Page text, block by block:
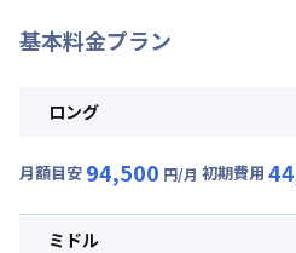
基本料金プラン
ロング
月額目安 94,500 円/月 初期費用
月額賃料目安(30日利用)
ミドル